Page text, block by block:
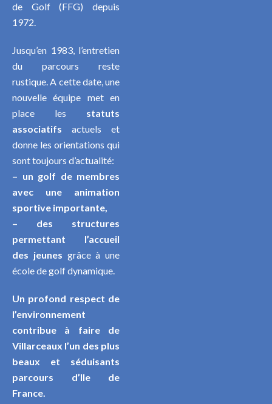
de Golf (FFG) depuis
1972.
Jusqu’en 1983, l’entretien
du parcours reste
rustique. A cette date, une
nouvelle équipe met en
place les statuts
associatifs actuels et
donne les orientations qui
sont toujours d’actualité:
– un golf de membres
avec une animation
sportive importante,
– des structures
permettant l’accueil
des jeunes grâce à une
école de golf dynamique.
Un profond respect de
l’environnement
contribue à faire de
Villarceaux l’un des plus
beaux et séduisants
parcours d’Ile de
France.